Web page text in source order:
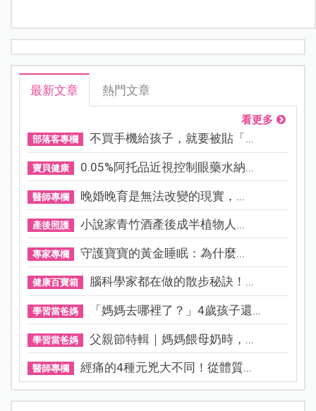
最新文章 熱門文章
看更多
部落客專欄 不買手機給孩子，就要被貼「...
寶貝健康 0.05%阿托品近視控制眼藥水納...
醫師專欄 晚婚晚育是無法改變的現實，...
產後照護 小說家青竹酒產後成半植物人...
專家專欄 守護寶寶的黃金睡眠：為什麼...
健康百寶箱 腦科學家都在做的散步秘訣！...
學習當爸媽 「媽媽去哪裡了？」4歲孩子還...
學習當爸媽 父親節特輯｜媽媽餵母奶時，...
醫師專欄 經痛的4種元兇大不同！從體質...